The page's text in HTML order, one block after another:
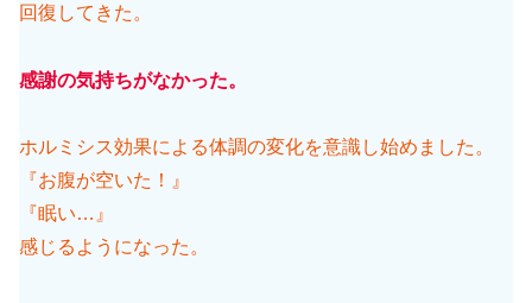
回復してきた。
感謝の気持ちがなかった。
ホルミシス効果による体調の変化を意識し始めました。
『お腹が空いた！』
『眠い…』
感じるようになった。